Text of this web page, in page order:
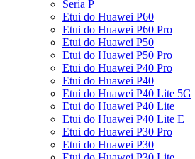
Seria P
Etui do Huawei P60
Etui do Huawei P60 Pro
Etui do Huawei P50
Etui do Huawei P50 Pro
Etui do Huawei P40 Pro
Etui do Huawei P40
Etui do Huawei P40 Lite 5G
Etui do Huawei P40 Lite
Etui do Huawei P40 Lite E
Etui do Huawei P30 Pro
Etui do Huawei P30